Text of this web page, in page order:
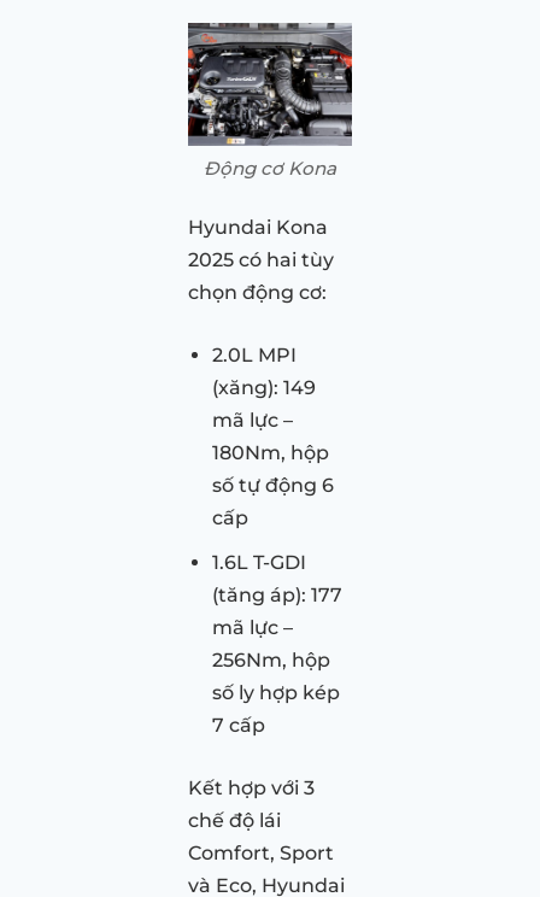
Động cơ Kona
Hyundai Kona
2025 có hai tùy
chọn động cơ:
2.0L MPI
(xăng): 149
mã lực –
180Nm, hộp
số tự động 6
cấp
1.6L T-GDI
(tăng áp): 177
mã lực –
256Nm, hộp
số ly hợp kép
7 cấp
Kết hợp với 3
chế độ lái
Comfort, Sport
và Eco, Hyundai